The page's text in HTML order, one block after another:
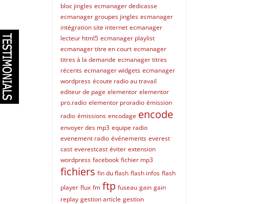
bloc jingles ecmanager dedicasse
ecmanager groupes jingles ecmanager
intégration site internet ecmanager
lecteur html5 ecmanager playlist
ecmanager titre en court ecmanager
titres à la demande ecmanager titres
récents ecmanager widgets ecmanager
wordpress écoute radio au travail
editeur de page elementor elementor
pro.radio elementor proradio émission
radio émissions encodage encode
envoyer des mp3 equipe radio
evenement radio événements everest
cast everestcast éviter extension
wordpress facebook fichier mp3
fichiers fin du flash flash infos flash
player flux fm ftp fuseau gain gain
replay gestion article gestion